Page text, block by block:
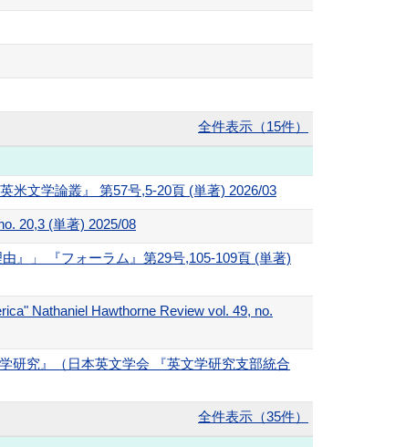
全件表示（15件）
米文学論叢』 第57号,5-20頁 (単著) 2026/03
20,3 (単著) 2025/08
』」 『フォーラム』第29号,105-109頁 (単著)
Nathaniel Hawthorne Review vol. 49, no.
研究』（日本英文学会 『英文学研究支部統合
全件表示（35件）